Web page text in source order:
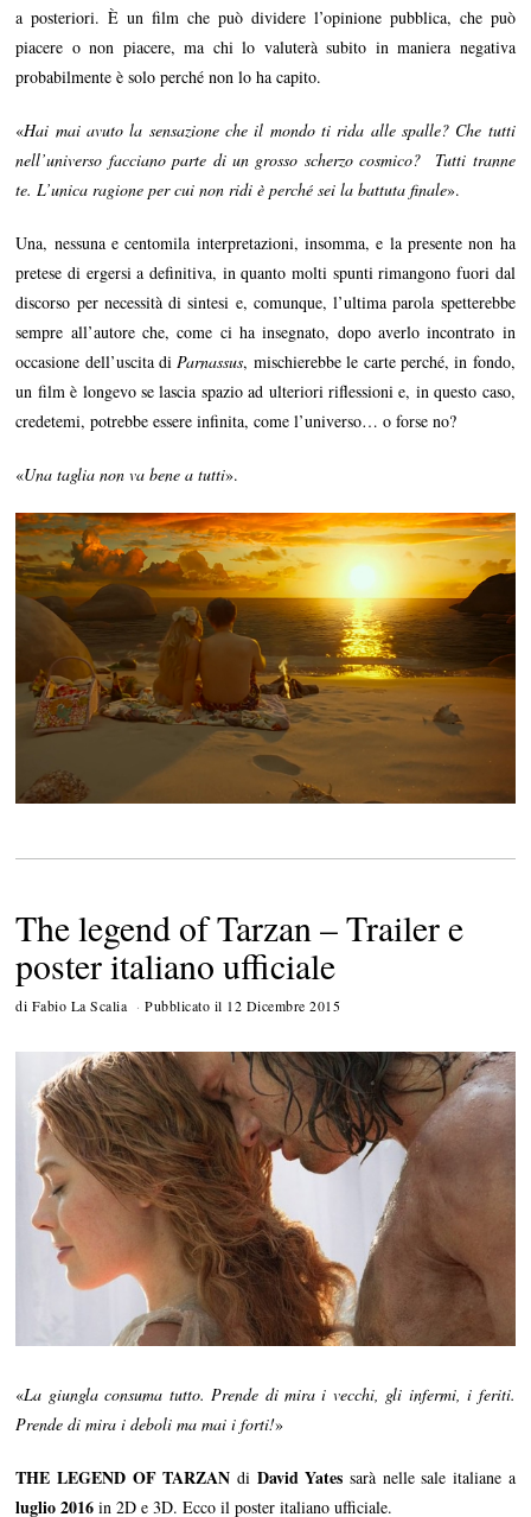
a posteriori. È un film che può dividere l’opinione pubblica, che può
piacere o non piacere, ma chi lo valuterà subito in maniera negativa
probabilmente è solo perché non lo ha capito.
«Hai mai avuto la sensazione che il mondo ti rida alle spalle? Che tutti
nell’universo facciano parte di un grosso scherzo cosmico?
Tutti tranne
te. L’unica ragione per cui non ridi è perché sei la battuta finale».
Una, nessuna e centomila interpretazioni, insomma, e la presente non ha
pretese di ergersi a definitiva, in quanto molti spunti rimangono fuori dal
discorso per necessità di sintesi e, comunque, l’ultima parola spetterebbe
sempre all’autore che, come ci ha insegnato, dopo averlo incontrato in
occasione dell’uscita di Parnassus, mischierebbe le carte perché, in fondo,
un film è longevo se lascia spazio ad ulteriori riflessioni e, in questo caso,
credetemi, potrebbe essere infinita, come l’universo… o forse no?
«Una taglia non va bene a tutti».
The legend of Tarzan – Trailer e
poster italiano ufficiale
di Fabio La Scalia Pubblicato il 12 Dicembre 2015
«La giungla consuma tutto. Prende di mira i vecchi, gli infermi, i feriti.
Prende di mira i deboli ma mai i forti!»
THE LEGEND OF TARZAN di David Yates sarà nelle sale italiane a
luglio 2016 in 2D e 3D. Ecco il poster italiano ufficiale.